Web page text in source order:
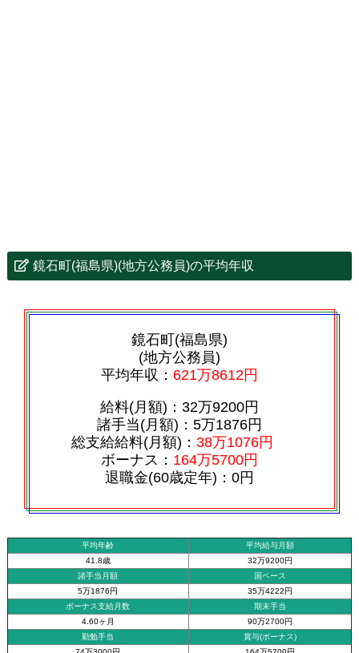
鏡石町(福島県)(地方公務員)の平均年収
鏡石町(福島県)
(地方公務員)
平均年収： 621万8612円
給料(月額)：32万9200円
諸手当(月額)：5万1876円
総支給給料(月額)： 38万1076円
ボーナス： 164万5700円
退職金(60歳定年)：0円
平均年齢
平均給与月額
41.8歳
32万9200円
諸手当月額
国ベース
5万1876円
35万4222円
ボーナス支給月数
期末手当
4.60ヶ月
90万2700円
勤勉手当
賞与(ボーナス)